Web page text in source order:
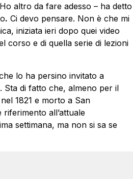
altro da fare adesso – ha detto
. Ci devo pensare. Non è che mi
iniziata ieri dopo quei video
corso e di quella serie di lezioni
lo ha persino invitato a
di fatto che, almeno per il
1821 e morto a San
all’attuale
settimana, ma non si sa se